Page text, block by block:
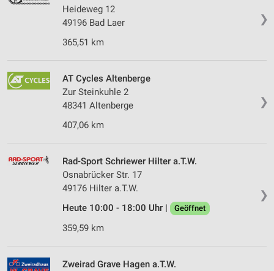
❯
Heideweg 12
49196 Bad Laer
365,51 km
❯
AT Cycles Altenberge
Zur Steinkuhle 2
48341 Altenberge
407,06 km
❯
Rad-Sport Schriewer Hilter a.T.W.
Osnabrücker Str. 17
49176 Hilter a.T.W.
Heute 10:00 - 18:00 Uhr |
Geöffnet
359,59 km
Zweirad Grave Hagen a.T.W.